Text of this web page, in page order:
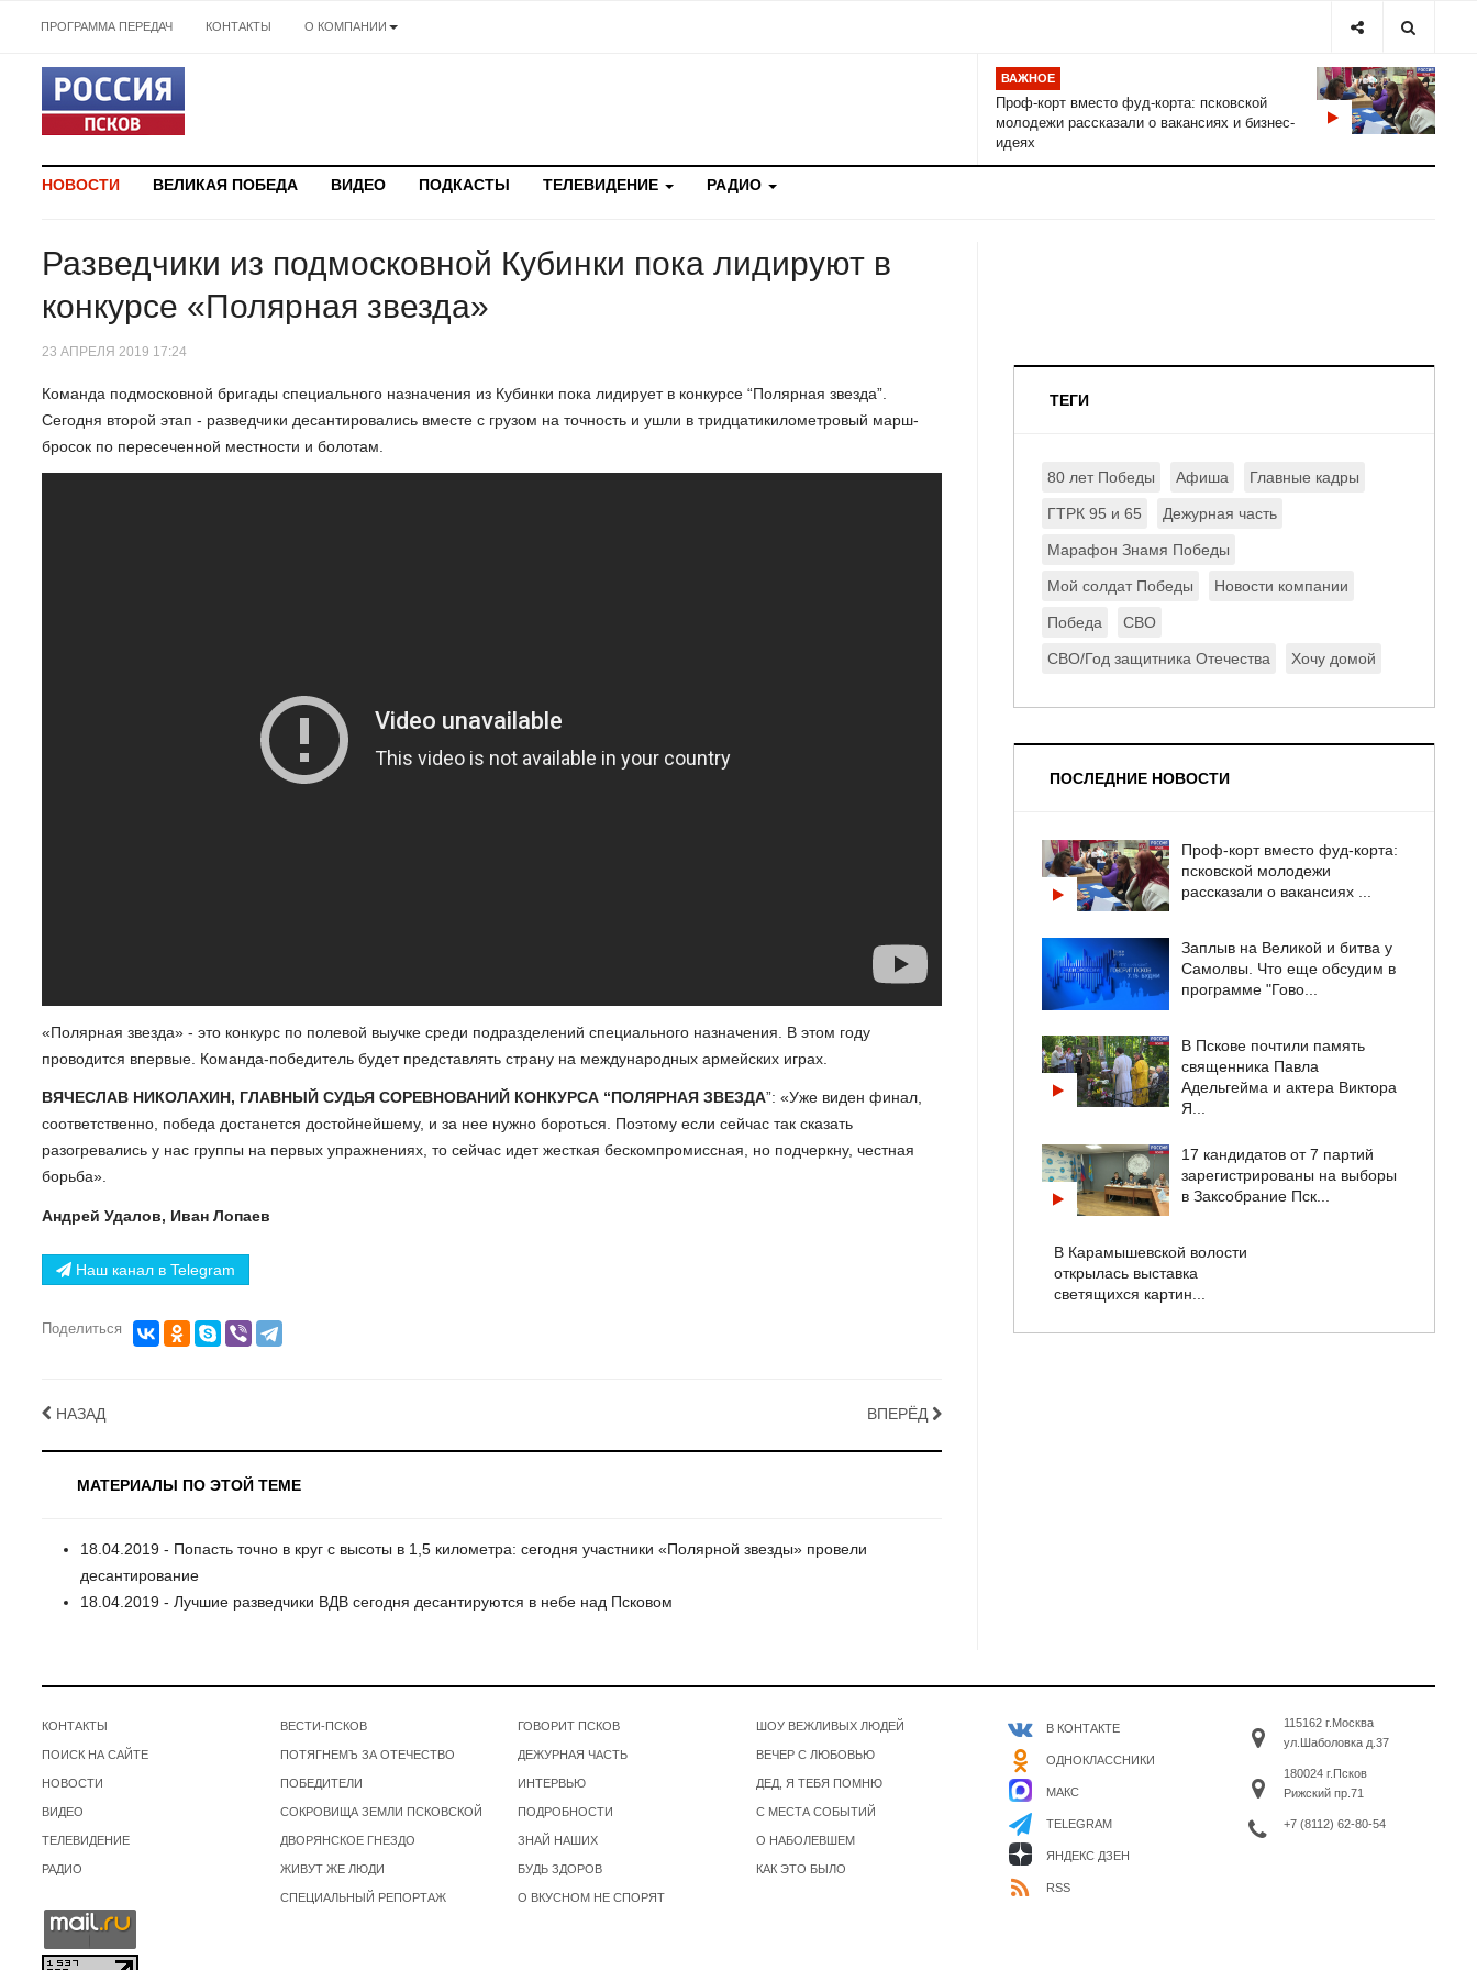
ПРОГРАММА ПЕРЕДАЧ КОНТАКТЫ О КОМПАНИИ
ВАЖНОЕ
Проф-корт вместо фуд-корта: псковской
молодежи рассказали о вакансиях и бизнес-
идеях
НОВОСТИ ВЕЛИКАЯ ПОБЕДА ВИДЕО ПОДКАСТЫ ТЕЛЕВИДЕНИЕ РАДИО
Разведчики из подмосковной Кубинки пока лидируют в
конкурсе «Полярная звезда»
23 АПРЕЛЯ 2019 17:24
Команда подмосковной бригады специального назначения из Кубинки пока лидирует в конкурсе “Полярная звезда”.
Сегодня второй этап - разведчики десантировались вместе с грузом на точность и ушли в тридцатикилометровый марш-
бросок по пересеченной местности и болотам.
«Полярная звезда» - это конкурс по полевой выучке среди подразделений специального назначения. В этом году
проводится впервые. Команда-победитель будет представлять страну на международных армейских играх.
ВЯЧЕСЛАВ НИКОЛАХИН, ГЛАВНЫЙ СУДЬЯ СОРЕВНОВАНИЙ КОНКУРСА “ПОЛЯРНАЯ ЗВЕЗДА”: «Уже виден финал,
соответственно, победа достанется достойнейшему, и за нее нужно бороться. Поэтому если сейчас так сказать
разогревались у нас группы на первых упражнениях, то сейчас идет жесткая бескомпромиссная, но подчеркну, честная
борьба».
Андрей Удалов, Иван Лопаев
Наш канал в Telegram
Поделиться
НАЗАД ВПЕРЁД
МАТЕРИАЛЫ ПО ЭТОЙ ТЕМЕ
18.04.2019 - Попасть точно в круг с высоты в 1,5 километра: сегодня участники «Полярной звезды» провели
десантирование
18.04.2019 - Лучшие разведчики ВДВ сегодня десантируются в небе над Псковом
ТЕГИ
80 лет Победы Афиша Главные кадры
ГТРК 95 и 65 Дежурная часть
Марафон Знамя Победы
Мой солдат Победы Новости компании
Победа СВО
СВО/Год защитника Отечества Хочу домой
ПОСЛЕДНИЕ НОВОСТИ
Проф-корт вместо фуд-корта:
псковской молодежи
рассказали о вакансиях ...
Заплыв на Великой и битва у
Самолвы. Что еще обсудим в
программе "Гово...
В Пскове почтили память
священника Павла
Адельгейма и актера Виктора
Я...
17 кандидатов от 7 партий
зарегистрированы на выборы
в Заксобрание Пск...
В Карамышевской волости
открылась выставка
светящихся картин...
КОНТАКТЫ
ПОИСК НА САЙТЕ
НОВОСТИ
ВИДЕО
ТЕЛЕВИДЕНИЕ
РАДИО
ВЕСТИ-ПСКОВ
ПОТЯГНЕМЪ ЗА ОТЕЧЕСТВО
ПОБЕДИТЕЛИ
СОКРОВИЩА ЗЕМЛИ ПСКОВСКОЙ
ДВОРЯНСКОЕ ГНЕЗДО
ЖИВУТ ЖЕ ЛЮДИ
СПЕЦИАЛЬНЫЙ РЕПОРТАЖ
ГОВОРИТ ПСКОВ
ДЕЖУРНАЯ ЧАСТЬ
ИНТЕРВЬЮ
ПОДРОБНОСТИ
ЗНАЙ НАШИХ
БУДЬ ЗДОРОВ
О ВКУСНОМ НЕ СПОРЯТ
ШОУ ВЕЖЛИВЫХ ЛЮДЕЙ
ВЕЧЕР С ЛЮБОВЬЮ
ДЕД, Я ТЕБЯ ПОМНЮ
С МЕСТА СОБЫТИЙ
О НАБОЛЕВШЕМ
КАК ЭТО БЫЛО
В КОНТАКТЕ
ОДНОКЛАССНИКИ
МАКС
TELEGRAM
ЯНДЕКС ДЗЕН
RSS
115162 г.Москва
ул.Шаболовка д.37
180024 г.Псков
Рижский пр.71
+7 (8112) 62-80-54